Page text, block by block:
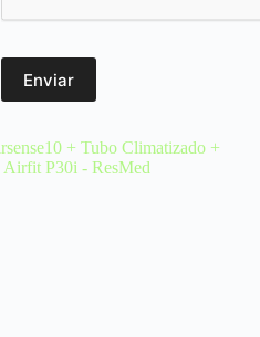
Enviar